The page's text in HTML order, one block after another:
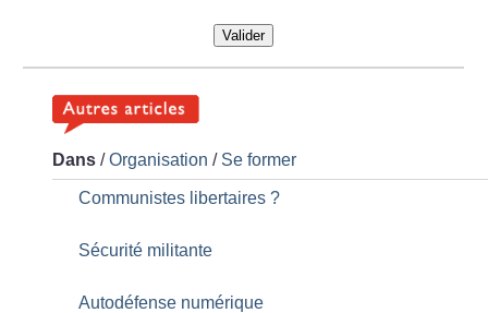
Valider
Dans /Organisation / Se former
Communistes libertaires ?
Sécurité militante
Autodéfense numérique